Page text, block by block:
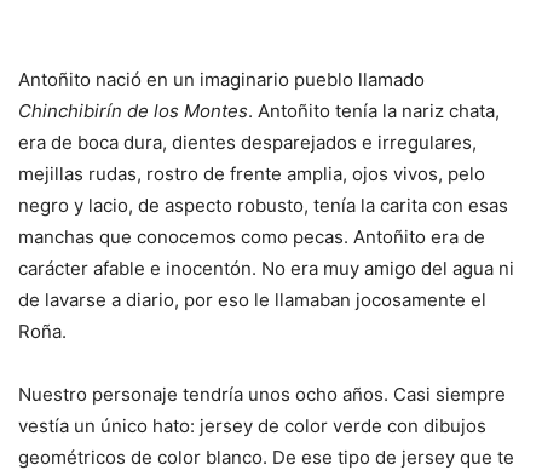
Antoñito nació en un imaginario pueblo llamado
Chinchibirín de los Montes. Antoñito tenía la nariz chata,
era de boca dura, dientes desparejados e irregulares,
mejillas rudas, rostro de frente amplia, ojos vivos, pelo
negro y lacio, de aspecto robusto, tenía la carita con esas
manchas que conocemos como pecas. Antoñito era de
carácter afable e inocentón. No era muy amigo del agua ni
de lavarse a diario, por eso le llamaban jocosamente el
Roña.
Nuestro personaje tendría unos ocho años. Casi siempre
vestía un único hato: jersey de color verde con dibujos
geométricos de color blanco. De ese tipo de jersey que te